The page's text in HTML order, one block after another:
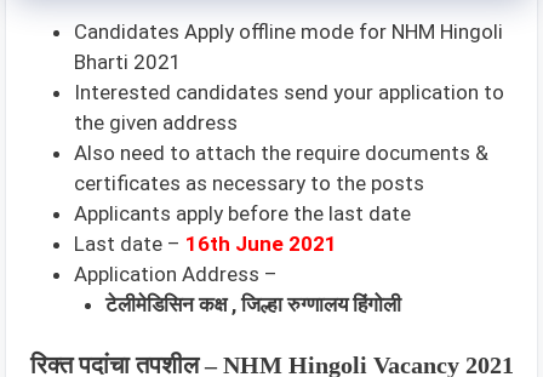
Candidates Apply offline mode for NHM Hingoli
Bharti 2021
Interested candidates send your application to
the given address
Also need to attach the require documents &
certificates as necessary to the posts
Applicants apply before the last date
Last date – 16th June 2021
Application Address –
टेलीमेडिसिन कक्ष , जिल्हा रुग्णालय हिंगोली
रिक्त पदांचा तपशील – NHM Hingoli Vacancy 2021